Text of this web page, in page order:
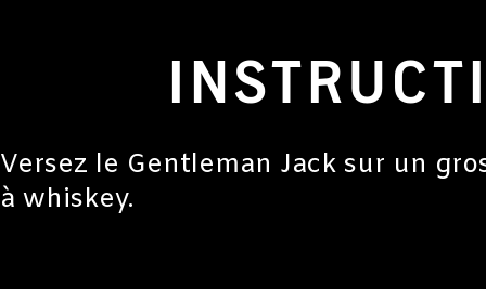
Versez le Gentleman Jack sur un
à whiskey.